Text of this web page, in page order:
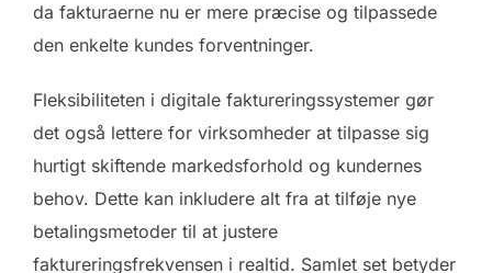
da fakturaerne nu er mere præcise og tilpassede
den enkelte kundes forventninger.
Fleksibiliteten i digitale faktureringssystemer gør
det også lettere for virksomheder at tilpasse sig
hurtigt skiftende markedsforhold og kundernes
behov. Dette kan inkludere alt fra at tilføje nye
betalingsmetoder til at justere
faktureringsfrekvensen i realtid. Samlet set betyder